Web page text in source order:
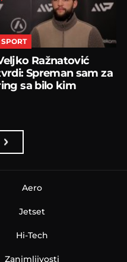
SPORT
Ražnatović
Spreman sam za
sa bilo kim
Aero
Jetset
Hi-Tech
Zanimljivosti